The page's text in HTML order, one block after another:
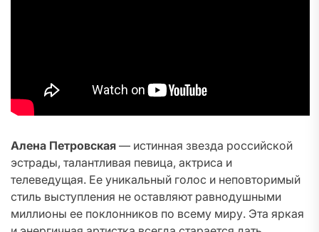
Алена Петровская — истинная звезда российской
эстрады, талантливая певица, актриса и
телеведущая. Ее уникальный голос и неповторимый
стиль выступления не оставляют равнодушными
миллионы ее поклонников по всему миру. Эта яркая